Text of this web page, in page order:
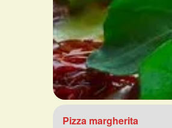
Pizza margherita